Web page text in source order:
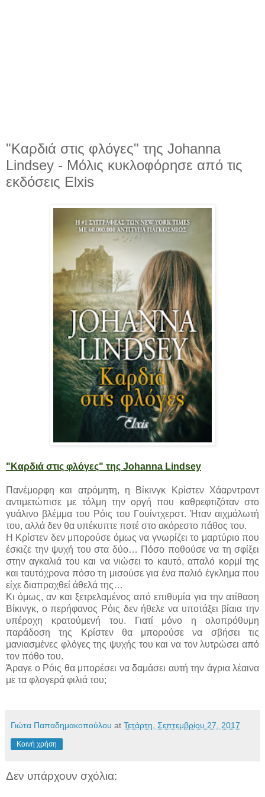
"Καρδιά στις φλόγες" της Johanna
Lindsey - Μόλις κυκλοφόρησε από τις
εκδόσεις Elxis
"Καρδιά στις φλόγες" της Johanna Lindsey
Πανέμορφη και ατρόμητη, η Βίκινγκ Κρίστεν Χάαρντραντ
αντιμετώπισε με τόλμη την οργή που καθρεφτιζόταν στο
γυάλινο βλέμμα του Ρόις του Γουίντχερστ. Ήταν αιχμάλωτή
του, αλλά δεν θα υπέκυπτε ποτέ στο ακόρεστο πάθος του.
Η Κρίστεν δεν μπορούσε όμως να γνωρίζει το μαρτύριο που
έσκιζε την ψυχή του στα δύο… Πόσο ποθούσε να τη σφίξει
στην αγκαλιά του και να νιώσει το καυτό, απαλό κορμί της
και ταυτόχρονα πόσο τη μισούσε για ένα παλιό έγκλημα που
είχε διαπραχθεί άθελά της…
Κι όμως, αν και ξετρελαμένος από επιθυμία για την ατίθαση
Βίκινγκ, ο περήφανος Ρόις δεν ήθελε να υποτάξει βίαια την
υπέροχη κρατούμενή του. Γιατί μόνο η ολοπρόθυμη
παράδοση της Κρίστεν θα μπορούσε να σβήσει τις
μανιασμένες φλόγες της ψυχής του και να τον λυτρώσει από
τον πόθο του.
Άραγε ο Ρόις θα μπορέσει να δαμάσει αυτή την άγρια λέαινα
με τα φλογερά φιλιά του;
Γιώτα Παπαδημακοπούλου at Τετάρτη, Σεπτεμβρίου 27, 2017
Κοινή χρήση
Δεν υπάρχουν σχόλια: